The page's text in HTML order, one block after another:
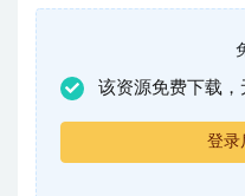
该资源免费下载，
登录